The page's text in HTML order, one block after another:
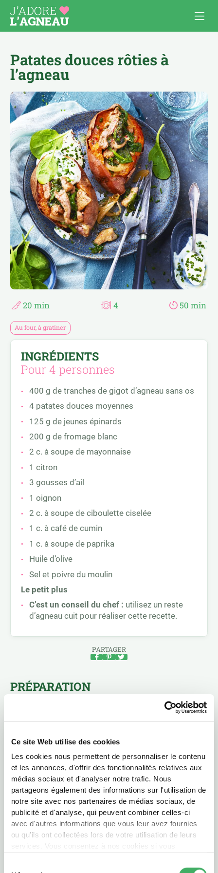
Ce site Web utilise des cookies
Les cookies nous permettent de personnaliser le contenu
et les annonces, d'offrir des fonctionnalités relatives aux
médias sociaux et d'analyser notre trafic. Nous
partageons également des informations sur l'utilisation de
notre site avec nos partenaires de médias sociaux, de
publicité et d'analyse, qui peuvent combiner celles-ci
avec d'autres informations que vous leur avez fournies
ou qu'ils ont collectées lors de votre utilisation de leurs
services. Vous consentez à nos cookies si vous
Les recettes d’agneau
APÉRO
COMFORT FOOD
PAUSE DÉJ’
PLATS À PARTAGER
POUR LES ENFANTS
RAPIDE ET FACILE
RECETTES D’AILLEURS
RECETTES ESTIVALES
RECETTES FESTIVES
Cuisiner l’agneau
AU FOUR, À GRATINER
BOULETTES & BURGERS
BROCHETTES
CÔTELETTES
MIJOTÉS, TAJINES, CURRY
PASTA ET PÂTES À TARTE
SALADES
SANDWICHS
SUCRÉ SALÉ
Patates douces rôties à
l’agneau
20 min 4 50 min
Au four, à gratiner
INGRÉDIENTS
Pour 4 personnes
400 g de tranches de gigot d’agneau sans os
4 patates douces moyennes
125 g de jeunes épinards
200 g de fromage blanc
2 c. à soupe de mayonnaise
1 citron
3 gousses d’ail
1 oignon
2 c. à soupe de ciboulette ciselée
1 c. à café de cumin
1 c. à soupe de paprika
Huile d’olive
Sel et poivre du moulin
Le petit plus
C’est un conseil du chef : utilisez un reste
d’agneau cuit pour réaliser cette recette.
PARTAGER
PRÉPARATION
mayonnaise, la moitié du jus de citron, une
ciboulette. Saler et poivrer et réserver au
réfrigérateur.
Préchauffer le four à 210°C. Laver les patates
douces sans les éplucher. Les piquer à la
pointe d’un couteau et les placer sur une
plaque de cuisson. Les cuire au four pendant
40 minutes, jusqu’à ce qu’elles soient tendres.